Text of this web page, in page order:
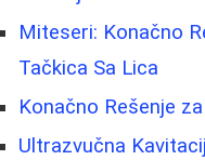
Miteseri: Konačno
Tačkica Sa Lica
Konačno Rešenje
Ultrazvučna